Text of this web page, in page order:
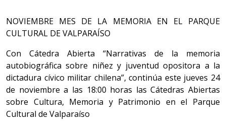
NOVIEMBRE MES DE LA MEMORIA EN EL PARQUE
CULTURAL DE VALPARAÍSO
Con Cátedra Abierta “Narrativas de la memoria
autobiográfica sobre niñez y juventud opositora a la
dictadura cívico militar chilena”, continúa este jueves 24
de noviembre a las 18:00 horas las Cátedras Abiertas
sobre Cultura, Memoria y Patrimonio en el Parque
Cultural de Valparaíso